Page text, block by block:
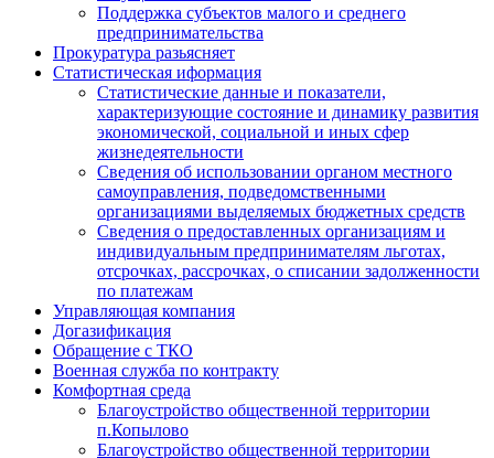
Поддержка субъектов малого и среднего
предпринимательства
Прокуратура разьясняет
Статистическая иформация
Статистические данные и показатели,
характеризующие состояние и динамику развития
экономической, социальной и иных сфер
жизнедеятельности
Сведения об использовании органом местного
самоуправления, подведомственными
организациями выделяемых бюджетных средств
Сведения о предоставленных организациям и
индивидуальным предпринимателям льготах,
отсрочках, рассрочках, о списании задолженности
по платежам
Управляющая компания
Догазификация
Обращение с ТКО
Военная служба по контракту
Комфортная среда
Благоустройство общественной территории
п.Копылово
Благоустройство общественной территории